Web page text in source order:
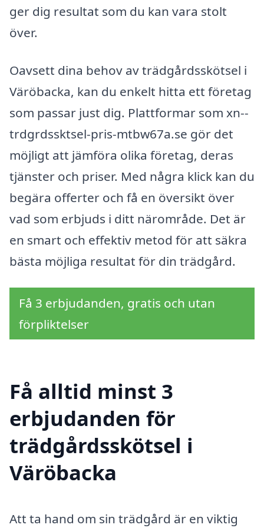
ger dig resultat som du kan vara stolt
över.
Oavsett dina behov av trädgårdsskötsel i
Väröbacka, kan du enkelt hitta ett företag
som passar just dig. Plattformar som xn--
trdgrdssktsel-pris-mtbw67a.se gör det
möjligt att jämföra olika företag, deras
tjänster och priser. Med några klick kan du
begära offerter och få en översikt över
vad som erbjuds i ditt närområde. Det är
en smart och effektiv metod för att säkra
bästa möjliga resultat för din trädgård.
Få 3 erbjudanden, gratis och utan
förpliktelser
Få alltid minst 3
erbjudanden för
trädgårdsskötsel i
Väröbacka
Att ta hand om sin trädgård är en viktig